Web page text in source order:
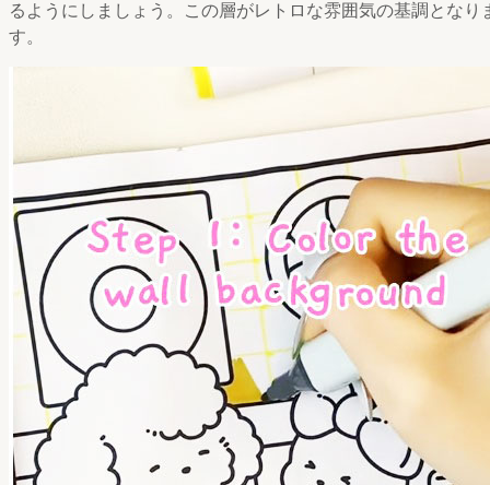
るようにしましょう。この層がレトロな雰囲気の基調となり
す。